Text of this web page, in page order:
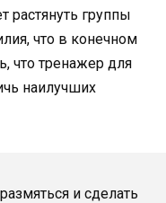
группы
что в конечном
что тренажер для
наилучших
и сделать